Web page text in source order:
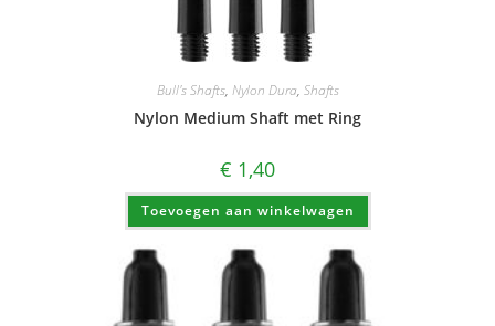
Bull's Shafts, Nylon Dura, Shafts
Nylon Medium Shaft met Ring
€ 1,40
Toevoegen aan winkelwagen